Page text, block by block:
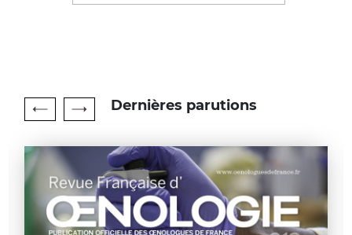
Dernières parutions